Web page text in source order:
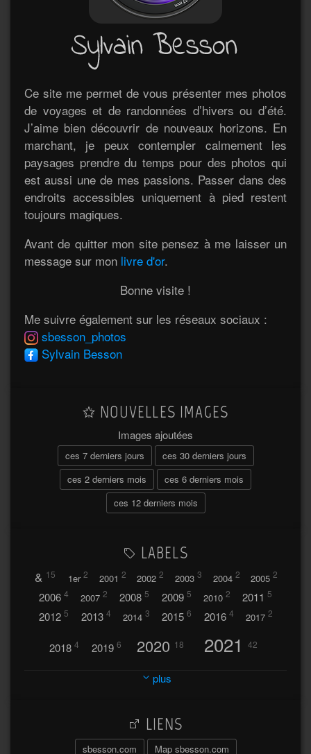
Ce site me permet de vous présenter mes photos
de voyages et de randonnées d’hivers ou d’été.
J’aime bien découvrir de nouveaux horizons. En
marchant, je peux contempler calmement les
paysages prendre du temps pour des photos qui
est aussi une de mes passions. Passer dans des
endroits accessibles uniquement à pied restent
toujours magiques.
Avant de quitter mon site pensez à me laisser un
message sur mon livre d'or.
Bonne visite !
Me suivre également sur les réseaux sociaux :
sbesson_photos
Sylvain Besson
NOUVELLES IMAGES
Images ajoutées
ces 7 derniers jours
ces 30 derniers jours
ces 2 derniers mois
ces 6 derniers mois
ces 12 derniers mois
LABELS
& 15 1er 2 2001 2 2002 2 2003 3 2004 2 2005 2
2006 4 2007 2 2008 5 2009 5 2010 2 2011 5
2012 5 2013 4 2014 3 2015 6 2016 4 2017 2
2018 4 2019 6 2020 18 2021 42
2023 32
2026
A travers l'hublot 17 Abländschen 3
plus
LIENS
sbesson.com Map sbesson.com